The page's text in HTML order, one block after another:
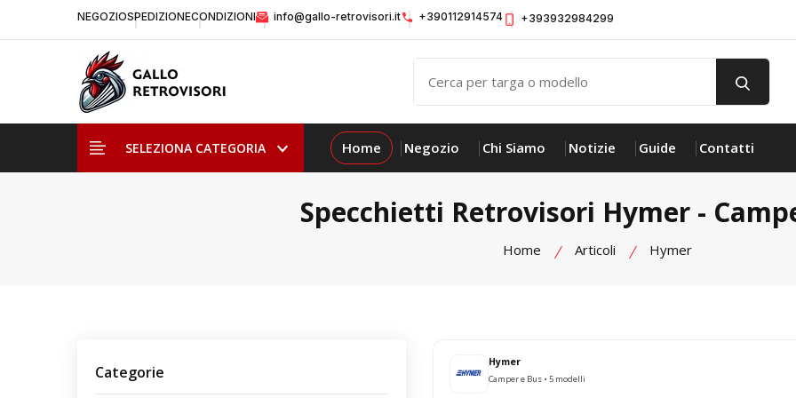
NEGOZIOSPEDIZIONECONDIZIONI info@gallo-retrovisori.it +390112914574 +393932984299
SELEZIONA CATEGORIA Home Negozio Chi Siamo Notizie Guide Contatti
Specchietti Retrovisori Hymer -
Home Articoli Hymer
Categorie
Hymer
Camper e Bus • 5 modelli